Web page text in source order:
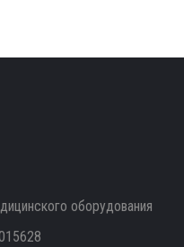
оборудования